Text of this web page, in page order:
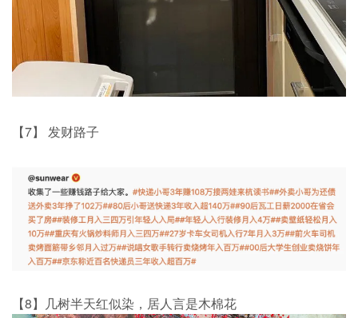
【7】 发财路子
【8】几树半天红似染，居人言是木棉花